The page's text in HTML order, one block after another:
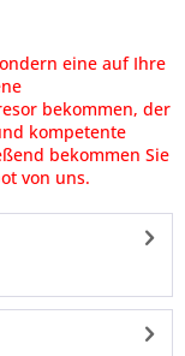
eine auf Ihre
bekommen, der
kompetente
bekommen Sie
von uns.